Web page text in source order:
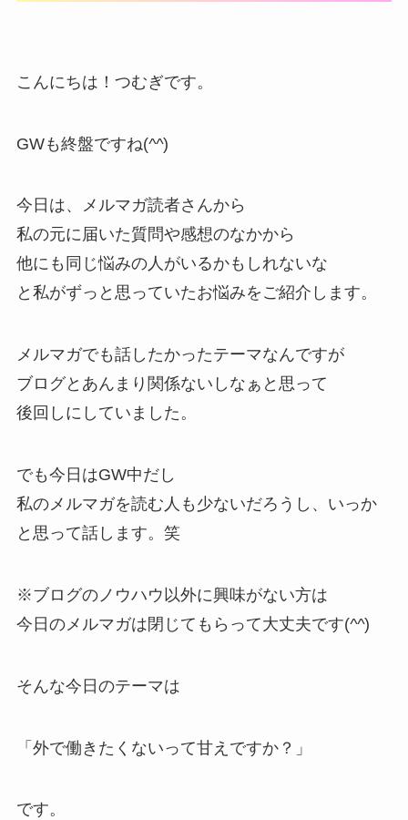
こんにちは！つむぎです。
GWも終盤ですね(^^)
今日は、メルマガ読者さんから
私の元に届いた質問や感想のなかから
他にも同じ悩みの人がいるかもしれないな
と私がずっと思っていたお悩みをご紹介します。
メルマガでも話したかったテーマなんですが
ブログとあんまり関係ないしなぁと思って
後回しにしていました。
でも今日はGW中だし
私のメルマガを読む人も少ないだろうし、いっか
と思って話します。笑
※ブログのノウハウ以外に興味がない方は
今日のメルマガは閉じてもらって大丈夫です(^^)
そんな今日のテーマは
「外で働きたくないって甘えですか？」
です。